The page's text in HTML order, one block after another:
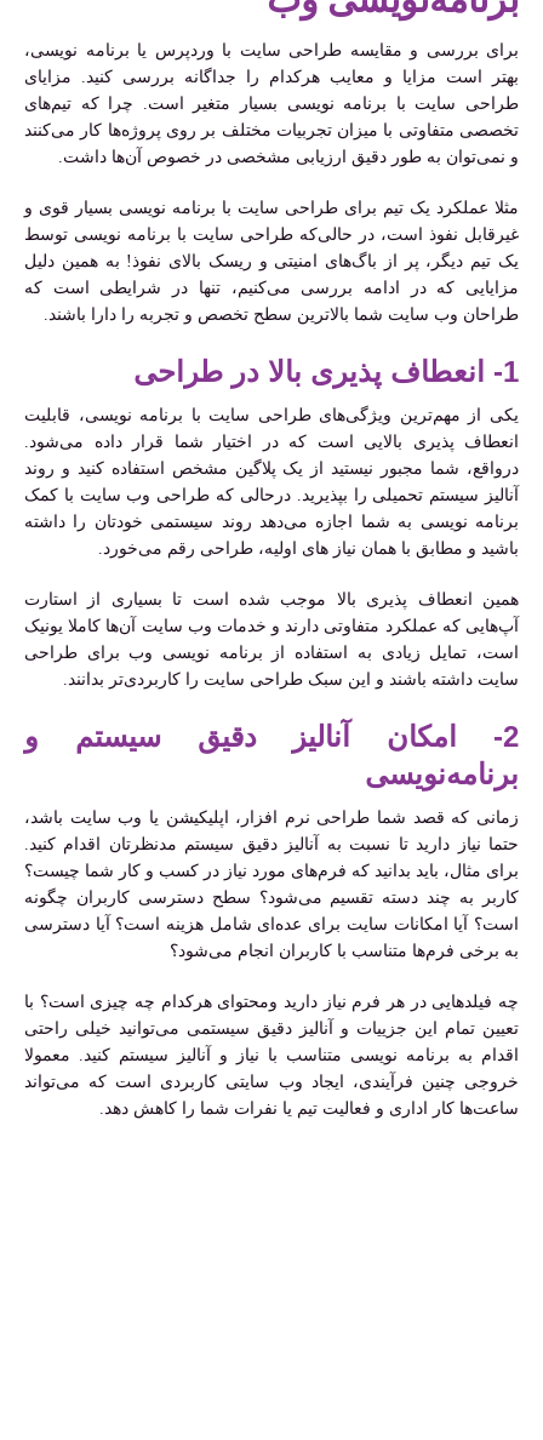
برای بررسی و مقایسه طراحی سایت با وردپرس یا برنامه نویسی،
بهتر است مزایا و معایب هرکدام را جداگانه بررسی کنید. مزایای
طراحی سایت با برنامه نویسی بسیار متغیر است. چرا که تیم‌های
تخصصی متفاوتی با میزان تجربیات مختلف بر روی پروژه‌ها کار می‌کنند
و نمی‌توان به طور دقیق ارزیابی مشخصی در خصوص آن‌ها داشت.
مثلا عملکرد یک تیم برای طراحی سایت با برنامه نویسی بسیار قوی و
غیرقابل نفوذ است، در حالی‌که طراحی سایت با برنامه نویسی توسط
یک تیم دیگر، پر از باگ‌های امنیتی و ریسک بالای نفوذ! به همین دلیل
مزایایی که در ادامه بررسی می‌کنیم، تنها در شرایطی است که
طراحان وب سایت شما بالاترین سطح تخصص و تجربه را دارا باشند.
1- انعطاف پذیری بالا در طراحی
یکی از مهم‌ترین ویژگی‌های طراحی سایت با برنامه نویسی، قابلیت
انعطاف پذیری بالایی است که در اختیار شما قرار داده می‌شود.
درواقع، شما مجبور نیستید از یک پلاگین مشخص استفاده کنید و روند
آنالیز سیستم تحمیلی را بپذیرید. درحالی که طراحی وب سایت با کمک
برنامه نویسی به شما اجازه می‌دهد روند سیستمی خودتان را داشته
باشید و مطابق با همان نیاز های اولیه، طراحی رقم می‌خورد.
همین انعطاف پذیری بالا موجب شده است تا بسیاری از استارت
آپ‌هایی که عملکرد متفاوتی دارند و خدمات وب سایت آن‌‌ها کاملا یونیک
است، تمایل زیادی به استفاده از برنامه نویسی وب برای طراحی
سایت داشته باشند و این سبک طراحی سایت را کاربردی‌تر بدانند.
2- امکان آنالیز دقیق سیستم و
برنامه‌نویسی
زمانی که قصد شما طراحی نرم افزار، اپلیکیشن یا وب سایت باشد،
حتما نیاز دارید تا نسبت به آنالیز دقیق سیستم مدنظرتان اقدام کنید.
برای مثال، باید بدانید که فرم‌های مورد نیاز در کسب و کار شما چیست؟
کاربر به چند دسته تقسیم می‌شود؟ سطح دسترسی کاربران چگونه
است؟ آیا امکانات سایت برای عده‌ای شامل هزینه است؟ آیا دسترسی
به برخی فرم‌ها متناسب با کاربران انجام می‌شود؟
چه فیلدهایی در هر فرم نیاز دارید ومحتوای هرکدام چه چیزی است؟ با
تعیین تمام این جزییات و آنالیز دقیق سیستمی می‌توانید خیلی راحتی
اقدام به برنامه نویسی متناسب با نیاز و آنالیز سیستم کنید. معمولا
خروجی چنین فرآیندی، ایجاد وب سایتی کاربردی است که می‌تواند
ساعت‌ها کار اداری و فعالیت تیم یا نفرات شما را کاهش دهد.